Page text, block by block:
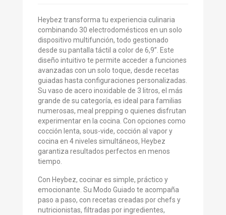
Heybez transforma tu experiencia culinaria
combinando 30 electrodomésticos en un solo
dispositivo multifunción, todo gestionado
desde su pantalla táctil a color de 6,9”. Este
diseño intuitivo te permite acceder a funciones
avanzadas con un solo toque, desde recetas
guiadas hasta configuraciones personalizadas.
Su vaso de acero inoxidable de 3 litros, el más
grande de su categoría, es ideal para familias
numerosas, meal prepping o quienes disfrutan
experimentar en la cocina. Con opciones como
cocción lenta, sous-vide, cocción al vapor y
cocina en 4 niveles simultáneos, Heybez
garantiza resultados perfectos en menos
tiempo.
Con Heybez, cocinar es simple, práctico y
emocionante. Su Modo Guiado te acompaña
paso a paso, con recetas creadas por chefs y
nutricionistas, filtradas por ingredientes,